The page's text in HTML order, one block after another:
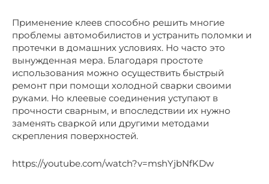
Применение клеев способно решить многие
проблемы автомобилистов и устранить поломки и
протечки в домашних условиях. Но часто это
вынужденная мера. Благодаря простоте
использования можно осуществить быстрый
ремонт при помощи холодной сварки своими
руками. Но клеевые соединения уступают в
прочности сварным, и впоследствии их нужно
заменять сваркой или другими методами
скрепления поверхностей.
https://youtube.com/watch?v=mshYjbNfKDw